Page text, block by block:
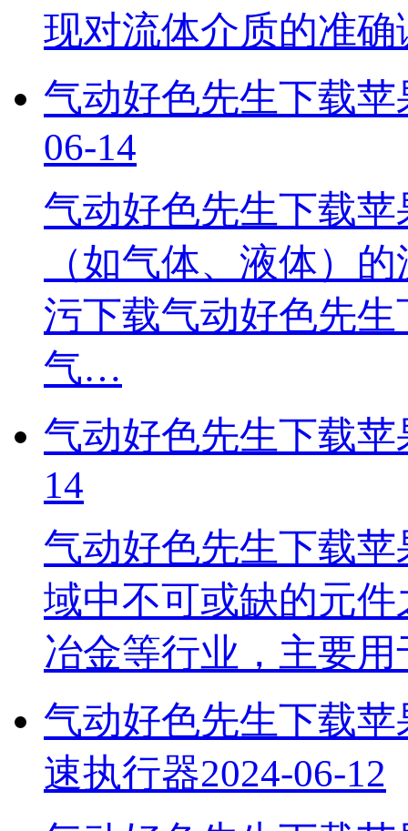
现对流体介质的准
气动好色先生下载
06-14
气动好色先生下载
（如气体、液体）
污下载气动好色先
气…
气动好色先生下载
14
气动好色先生下载
域中不可或缺的元件之
冶金等行业，主要
气动好色先生下载苹
速执行器2024-06-12